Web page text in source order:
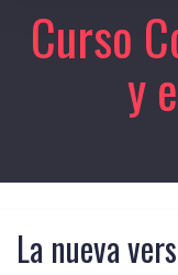
Curso
y
La nueva